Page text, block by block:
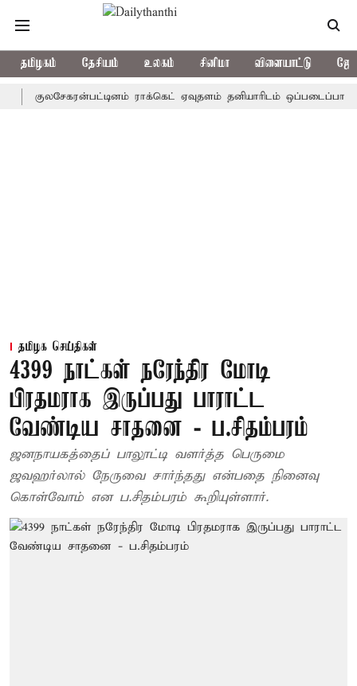
தமிழகம் தேசியம் உலகம் சினிமா விளையாட்டு
ராக்கெட் ஏவுதளம் தனியாரிடம் ஒப்படைப்பா? -
தமிழக செய்திகள்
4399 நாட்கள் நரேந்திர மோடி
பிரதமராக இருப்பது பாராட்ட
வேண்டிய சாதனை - ப.சிதம்பரம்
ஜனநாயகத்தைப் பாலூட்டி வளர்த்த பெருமை
ஜவஹர்லால் நேருவை சார்ந்தது என்பதை நினைவு
கொள்வோம் என ப.சிதம்பரம் கூறியுள்ளார்.